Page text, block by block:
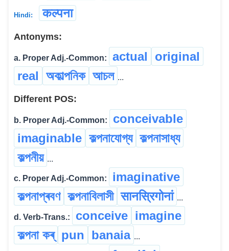
Hindi: कल्पना
Antonyms:
a. Proper Adj.-Common: actual
original
real অকাল্পনিক আচল ...
Different POS:
b. Proper Adj.-Common:
conceivable
imaginable কল্পনাযোগ্য কল্পনাসাধ্য
কল্পনীয় ...
c. Proper Adj.-Common:
imaginative
কল্পনাপ্ৰবণ কল্পনাবিলাসী सानस्रिगोनां ...
d. Verb-Trans.: conceive imagine
কল্পনা কৰ্ pun banaia ...